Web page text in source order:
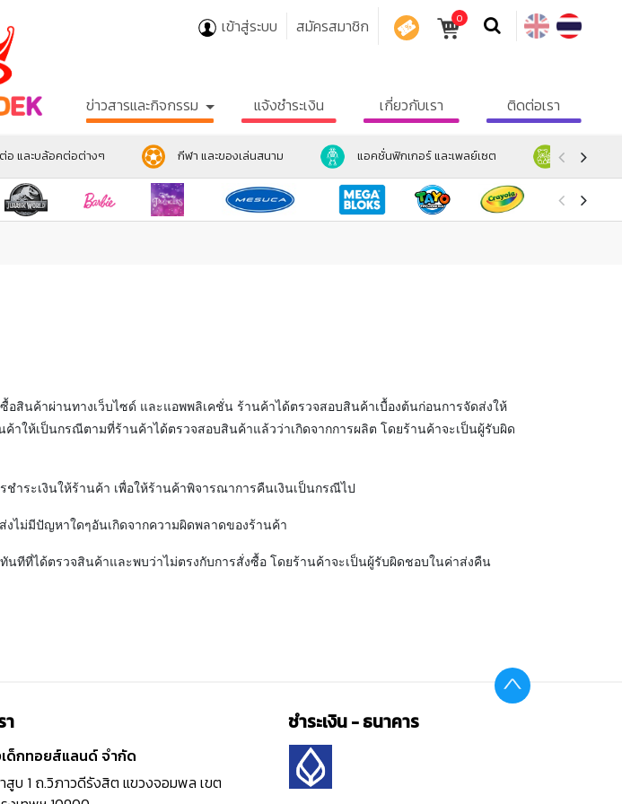
เข้าสู่ระบบ สมัครสมาชิก 0
ข่าวสารและกิจกรรม แจ้งชำระเงิน เกี่ยวกับเรา ติดต่อเรา
อ และบล้อคต่อต่างๆ กีฬา และของเล่นสนาม แอคชั่นฟิกเกอร์ และเพลย์เซต ตุ๊กตา แล
อสินค้าผ่านทางเว็บไซด์ และแอพพลิเคชั่น ร้านค้าได้ตรวจสอบสินค้าเบื้องต้นก่อนการจัดส่งให้
ให้เป็นกรณีตามที่ร้านค้าได้ตรวจสอบสินค้าแล้วว่าเกิดจากการผลิต โดยร้านค้าจะเป็นผู้รับผิด
ำระเงินให้ร้านค้า เพื่อให้ร้านค้าพิจารณาการคืนเงินเป็นกรณีไป
ไม่มีปัญหาใดๆอันเกิดจากความผิดพลาดของร้านค้า
ทันทีที่ได้ตรวจสินค้าและพบว่าไม่ตรงกับการสั่งซื้อ โดยร้านค้าจะเป็นผู้รับผิดชอบในค่าส่งคืน
า
ด็กทอยส์แลนด์ จำกัด
สูบ 1 ถ.วิภาวดีรังสิต แขวงจอมพล เขต
ชำระเงิน - ธนาคาร